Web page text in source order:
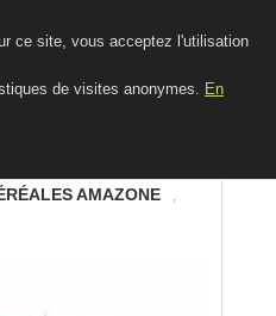
ce site, vous acceptez l'utilisation
de visites anonymes. En
AMAZONE